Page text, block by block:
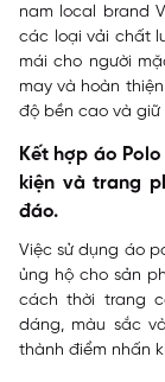
nam local brand
các loại vải chất
mái cho người
may và hoàn
độ bền cao và giữ
Kết hợp áo
kiện và trang
đáo.
Việc sử dụng áo
ủng hộ cho sản
cách thời trang
dáng, màu sắc
thành điểm nhấn